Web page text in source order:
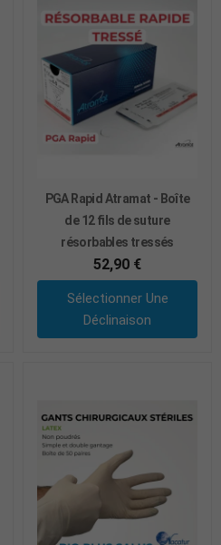
PGA Rapid Atramat - Boîte
de 12 fils de suture
résorbables tressés
52,90 €
Sélectionner Une
Déclinaison